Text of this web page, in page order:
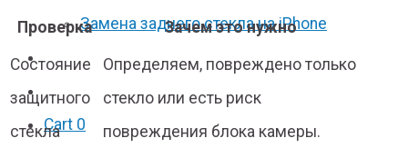
Замена заднего стекла на iPhone
Вакансии
F.A.Q
Cart 0
Проверка Зачем это нужно
Состояние
защитного
стекла
Определяем, повреждено только
стекло или есть риск
повреждения блока камеры.